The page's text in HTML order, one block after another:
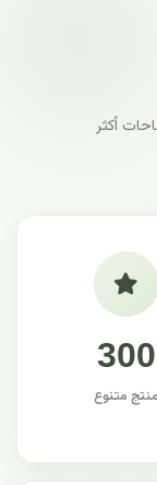
أكثر
300
منتج متنوع